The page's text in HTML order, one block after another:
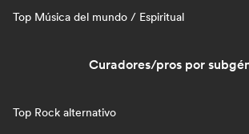
Top Música del mundo / Espiritual
Curadores/pros por
Top Rock alternativo